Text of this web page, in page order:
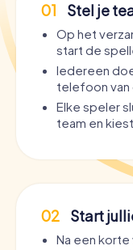
01 Stel je
Op het
start de
Iedereen
telefoon van
Elke speler
team en
02 Start
Na een korte